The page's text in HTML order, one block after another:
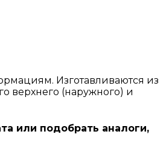
Изготавливаются из
верхнего (наружного) и
или подобрать аналоги,